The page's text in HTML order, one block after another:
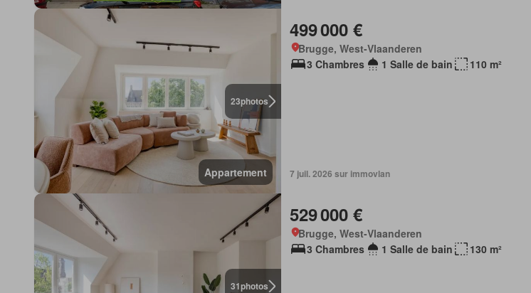
23photos
Appartement
499 000 €
Brugge, West-Vlaanderen
3 Chambres
1 Salle de bain 110 m²
7 juil. 2026 sur immovlan
31photos
529 000 €
Brugge, West-Vlaanderen
3 Chambres
1 Salle de bain 130 m²